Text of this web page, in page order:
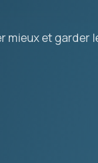
mieux et garder